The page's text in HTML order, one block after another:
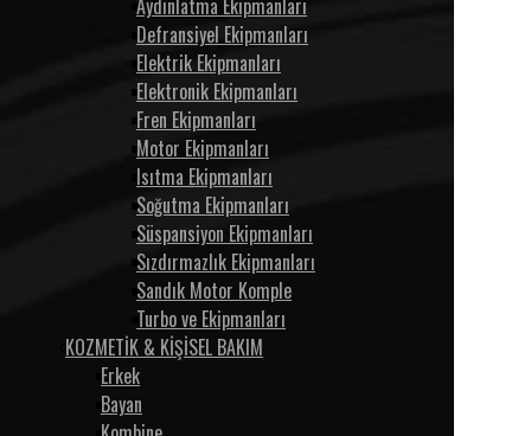
Aydınlatma Ekipmanları
Defransiyel Ekipmanları
Elektrik Ekipmanları
Elektronik Ekipmanları
Fren Ekipmanları
Motor Ekipmanları
Isıtma Ekipmanları
Soğutma Ekipmanları
Süspansiyon Ekipmanları
Sızdırmazlık Ekipmanları
Sandık Motor Komple
Turbo ve Ekipmanları
KOZMETİK & KİŞİSEL BAKIM
Erkek
Bayan